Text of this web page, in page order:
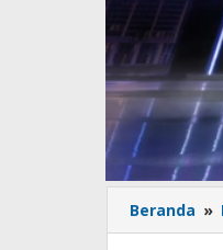
Beranda »